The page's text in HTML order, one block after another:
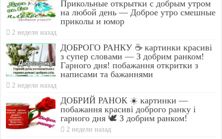
Прикольные открытки с добрым утром
на любой день — Доброе утро смешные
приколы и юмор
2 недели назад
ДОБРОГО РАНКУ ☕ картинки красиві
з супер словами — З добрим ранком!
Гарного дня! побажання откритки з
написами та бажаннями
2 недели назад
ДОБРИЙ РАНОК ☀️ картинки —
побажання красиві доброго ранку і
гарного дня 🕊️ З добрим ранком!
2 недели назад